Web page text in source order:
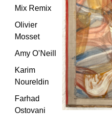
Mix Remix
Olivier
Mosset
Amy O’Neill
Karim
Noureldin
Farhad
Ostovani